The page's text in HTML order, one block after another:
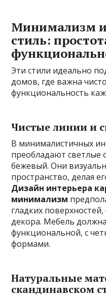
Минимализм
стиль:
Эти стили идеально
домов, где важна
функциональность
Чистые линии и
В минималистичных
преобладают светлые
бежевый. Они
пространство, делая
Дизайн интерьера
минимализм
гладких
декора. Мебель
функциональной, с
формами.
Натуральные
скандинавском